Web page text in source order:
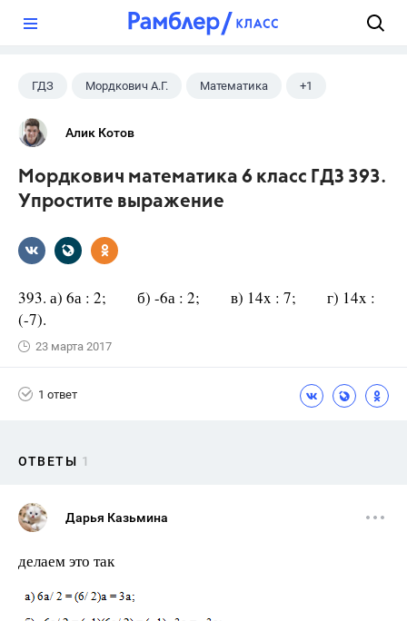
ГДЗ Мордкович А.Г. Математика +1
6 класс
Алик Котов
Мордкович математика 6 класс ГДЗ 393.
Упростите выражение
393. а) 6а : 2; б) -6а : 2; в) 14x : 7; г) 14x :
(-7).
23 марта 2017
1 ответ
ОТВЕТЫ 1
Дарья Казьмина
делаем это так